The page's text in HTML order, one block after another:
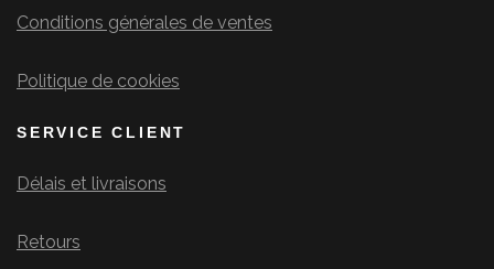
Conditions générales de ventes
Politique de cookies
SERVICE CLIENT
Délais et livraisons
Retours